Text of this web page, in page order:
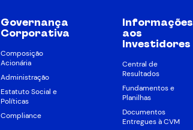
Governança
Corporativa
Composição
Acionária
Administração
Estatuto Social e
Políticas
Compliance
Informações
aos
Investidores
Central de
Resultados
Fundamentos e
Planilhas
Documentos
Entregues à CVM